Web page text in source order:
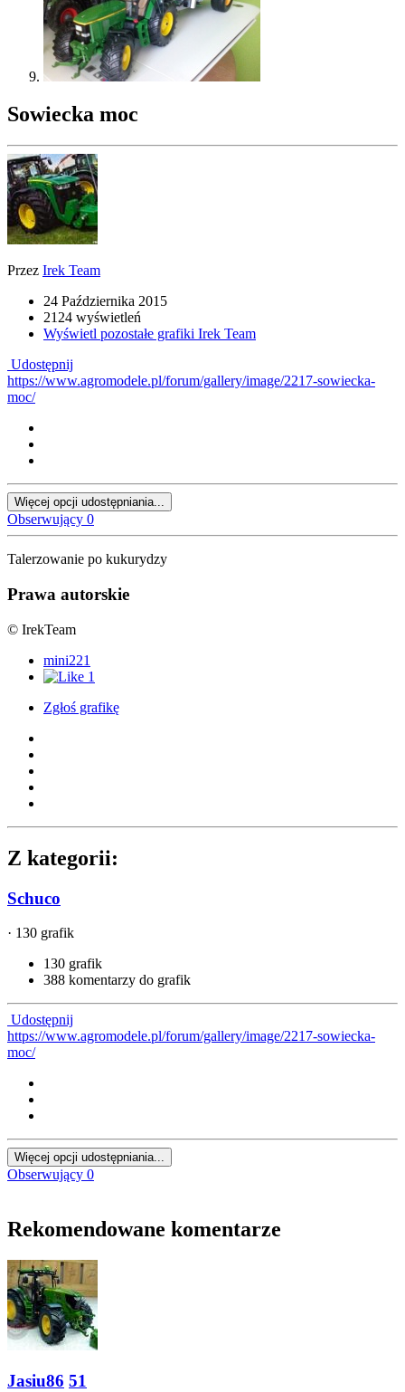
Sowiecka moc
Przez Irek Team
24 Października 2015
2124 wyświetleń
Wyświetl pozostałe grafiki Irek Team
Udostępnij
https://www.agromodele.pl/forum/gallery/image/2217-sowiecka-
moc/
Więcej opcji udostępniania...
Obserwujący 0
Talerzowanie po kukurydzy
Prawa autorskie
© IrekTeam
mini221
1
Zgłoś grafikę
Z kategorii:
Schuco
· 130 grafik
130 grafik
388 komentarzy do grafik
Udostępnij
https://www.agromodele.pl/forum/gallery/image/2217-sowiecka-
moc/
Więcej opcji udostępniania...
Obserwujący 0
Rekomendowane komentarze
Jasiu86 51